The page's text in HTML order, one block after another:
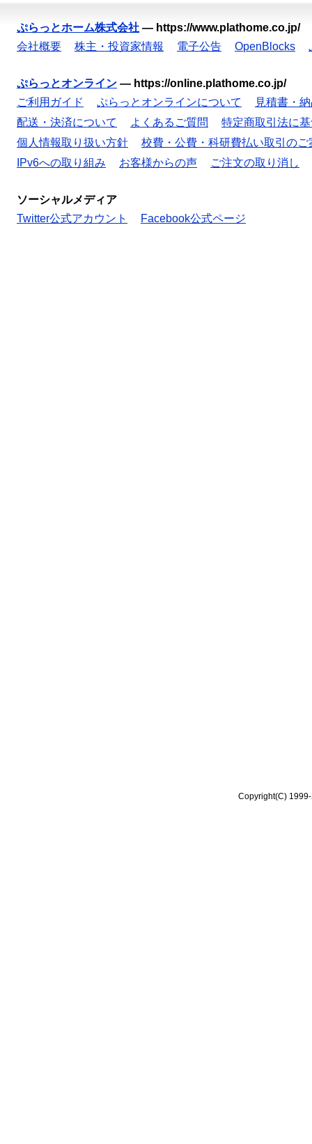
ぷらっとホーム株式会社 — https://www.plathome.co.jp/
会社概要
株主・投資家情報 電子公告 OpenBlocks
ぷらっとオンライン — https://online.plathome.co.jp/
ご利用ガイド
ぷらっとオンラインについて
見積書・
配送・決済について
よくあるご質問
特定商取引法に
個人情報取り扱い方針
校費・公費・科研費払い取引のご
IPv6への取り組み
お客様からの声 ご注文の取り消し
ソーシャルメディア
Twitter公式アカウント
Facebook公式ページ
Copyright(C)